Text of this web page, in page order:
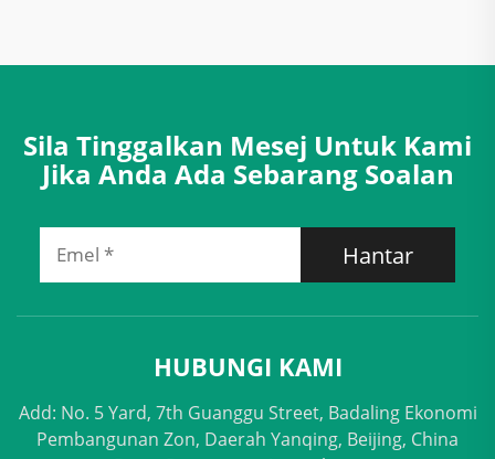
Sila Tinggalkan Mesej Untuk Kami
Jika Anda Ada Sebarang Soalan
Hantar
HUBUNGI KAMI
Add: No. 5 Yard, 7th Guanggu Street, Badaling Ekonomi
Pembangunan Zon, Daerah Yanqing, Beijing, China